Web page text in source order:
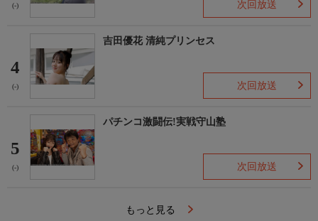
(-) 次回放送
4
(-)
吉田優花 清純プリンセス
次回放送
5
(-)
パチンコ激闘伝!実戦守山塾
次回放送
もっと見る